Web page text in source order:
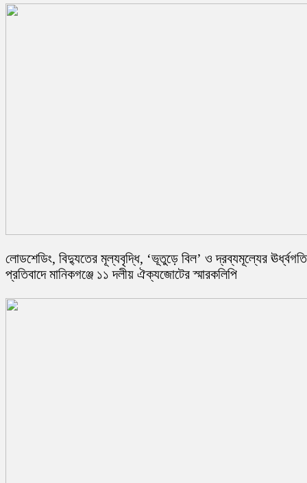
লোডশেডিং, বিদ্যুতের মূল্যবৃদ্ধি, ‘ভূতুড়ে বিল’ ও দ্রব্যমূল্যের
প্রতিবাদে মানিকগঞ্জে ১১ দলীয় ঐক্যজোটের স্মারকলিপি